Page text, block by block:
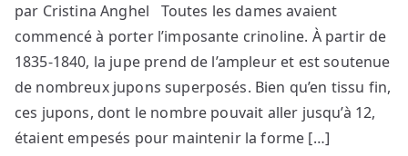
la
mode
dans
territoires
roumains
de
par Cristina Anghel Toutes les dames avaient
commencé à porter l’imposante crinoline. À partir de
1835-1840, la jupe prend de l’ampleur et est soutenue
de nombreux jupons superposés. Bien qu’en tissu fin,
ces jupons, dont le nombre pouvait aller jusqu’à 12,
étaient empesés pour maintenir la forme […]